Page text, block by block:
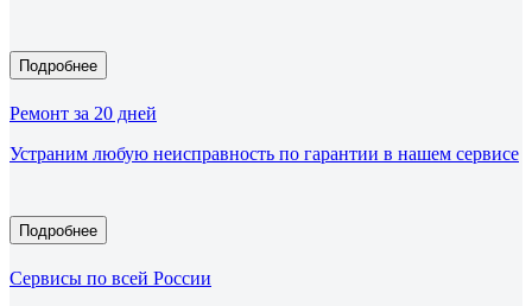
Подробнее
Ремонт за 20 дней
Устраним любую неисправность по гарантии в нашем сервисе
Подробнее
Сервисы по всей России